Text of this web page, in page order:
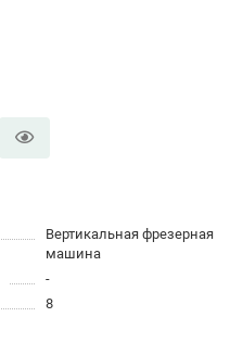
Вертикальная фрезерная
машина
-
8